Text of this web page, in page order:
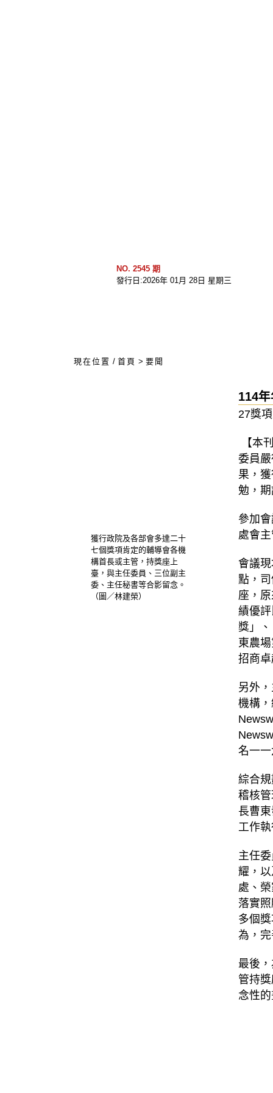
NO. 2545 期
發行日:2026年 01月 28日 星期三
現在位置 / 首頁 > 要聞
獲行政院及各部會多達二十
七個獎項肯定的輔導會各機
構首長或主管，持獎座上
臺，與主任委員、三位副主
委、主任秘書等合影留念。
（圖／林建榮）
114
27獎
【本
委員
果，
勉，
參加
處會
會議
點，
座，
績優
獎」
東農
招商
另外
機構
名一
綜合
稽核
長曹
工作
主任
耀，
處、
落實
多個
為，
最後
管持
念性